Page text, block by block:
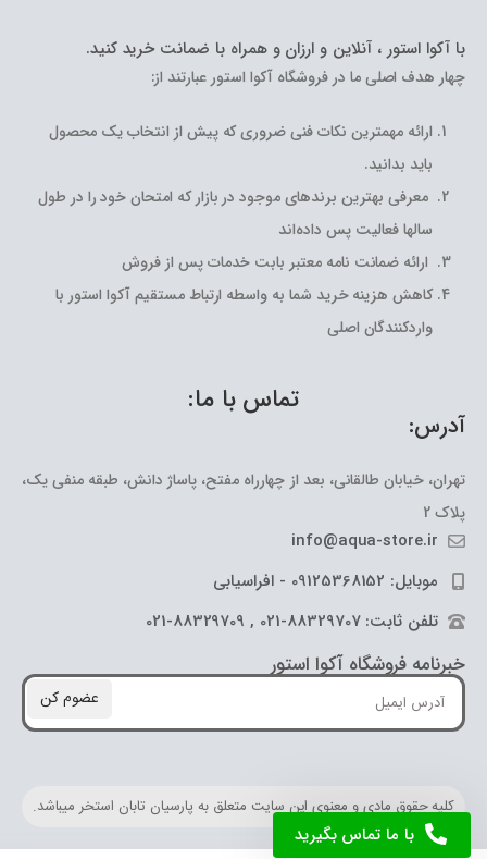
با آکوا استور ، آنلاین و ارزان و همراه با ضمانت خرید کنید.
چهار هدف اصلی ما در فروشگاه آکوا استور عبارتند از:
ارائه مهمترین نکات فنی ضروری که پیش از انتخاب یک محصول
باید بدانید.
معرفی بهترین برندهای موجود در بازار که امتحان خود را در طول
سالها فعالیت پس داده‌اند
ارائه ضمانت نامه معتبر بابت خدمات پس از فروش
کاهش هزینه خرید شما به واسطه ارتباط مستقیم آکوا استور با
واردکنندگان اصلی
تماس با ما:
آدرس:
تهران، خیابان طالقانی، بعد از چهارراه مفتح، پاساژ دانش، طبقه منفی یک،
پلاک 2
info@aqua-store.ir
موبایل: 09125368152 - افراسیابی
تلفن ثابت: 88329707-021 , 88329709-021
خبرنامه فروشگاه آکوا استور
عضوم کن
کلیه حقوق مادی و معنوی این سایت متعلق به پارسیان تابان استخر میباشد.
با ما تماس بگیرید